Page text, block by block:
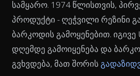
სამყარო. 1974 წლისთვის,
პროდუქტი - ღეჭვილი რეზინი
ბარკოდის გამოყენებით. იგივე
დღემდე გამოიყენება და
გვხვდება, მათ შორის